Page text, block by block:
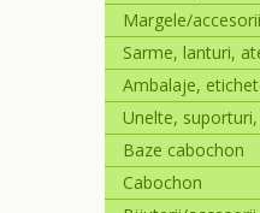
Margele/
Sarme, lanturi,
Ambalaje,
Unelte,
Baze cabochon
Cabochon